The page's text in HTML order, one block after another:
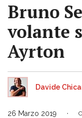
Bruno
volante
Ayrton
Davide
26 Marzo 2019